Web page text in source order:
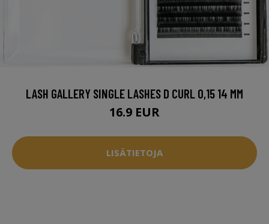
LASH GALLERY SINGLE LASHES D CURL 0,15 14 MM
16.9 EUR
LISÄTIETOJA